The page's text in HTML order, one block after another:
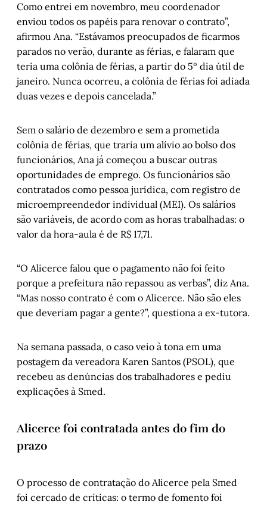
Como entrei em novembro, meu coordenador
enviou todos os papéis para renovar o contrato”,
afirmou Ana. “Estávamos preocupados de ficarmos
parados no verão, durante as férias, e falaram que
teria uma colônia de férias, a partir do 5º dia útil de
janeiro. Nunca ocorreu, a colônia de férias foi adiada
duas vezes e depois cancelada.”
Sem o salário de dezembro e sem a prometida
colônia de férias, que traria um alívio ao bolso dos
funcionários, Ana já começou a buscar outras
oportunidades de emprego. Os funcionários são
contratados como pessoa jurídica, com registro de
microempreendedor individual (MEI). Os salários
são variáveis, de acordo com as horas trabalhadas: o
valor da hora-aula é de R$ 17,71.
“O Alicerce falou que o pagamento não foi feito
porque a prefeitura não repassou as verbas”, diz Ana.
“Mas nosso contrato é com o Alicerce. Não são eles
que deveriam pagar a gente?”, questiona a ex-tutora.
Na semana passada, o caso veio à tona em uma
postagem da vereadora Karen Santos (PSOL), que
recebeu as denúncias dos trabalhadores e pediu
explicações à Smed.
Alicerce foi contratada antes do fim do
prazo
O processo de contratação do Alicerce pela Smed
foi cercado de críticas: o termo de fomento foi